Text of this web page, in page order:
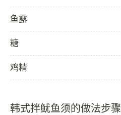
鱼露
糖
鸡精
韩式拌鱿鱼须的做法步骤